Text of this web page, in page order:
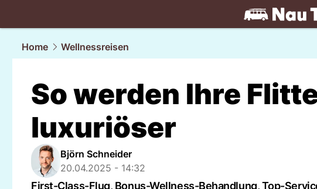
travel.NAU.ch
Home
Wellnessreisen
So werden Ihre
luxuriöser
Björn Schneider
20.04.2025 - 14:32
First-Class-Flug, Bonus-Wellness-Behandlung, Top-